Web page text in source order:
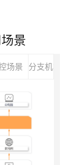
景
场景 分支机